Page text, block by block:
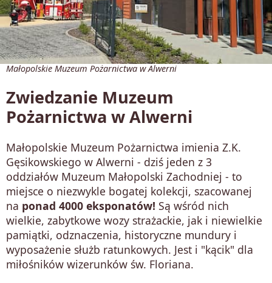
Małopolskie Muzeum Pożarnictwa w Alwerni
Zwiedzanie Muzeum
Pożarnictwa w Alwerni
Małopolskie Muzeum Pożarnictwa imienia Z.K.
Gęsikowskiego w Alwerni - dziś jeden z 3
oddziałów Muzeum Małopolski Zachodniej - to
miejsce o niezwykle bogatej kolekcji, szacowanej
na ponad 4000 eksponatów! Są wśród nich
wielkie, zabytkowe wozy strażackie, jak i niewielkie
pamiątki, odznaczenia, historyczne mundury i
wyposażenie służb ratunkowych. Jest i "kącik" dla
miłośników wizerunków św. Floriana.